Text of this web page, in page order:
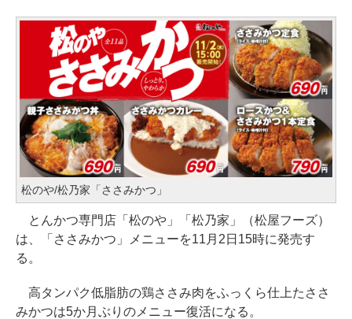
松のや/松乃家「ささみかつ」
とんかつ専門店「松のや」「松乃家」（松屋フーズ）
は、「ささみかつ」メニューを11月2日15時に発売す
る。
高タンパク低脂肪の鶏ささみ肉をふっくら仕上たささ
みかつは5か月ぶりのメニュー復活になる。